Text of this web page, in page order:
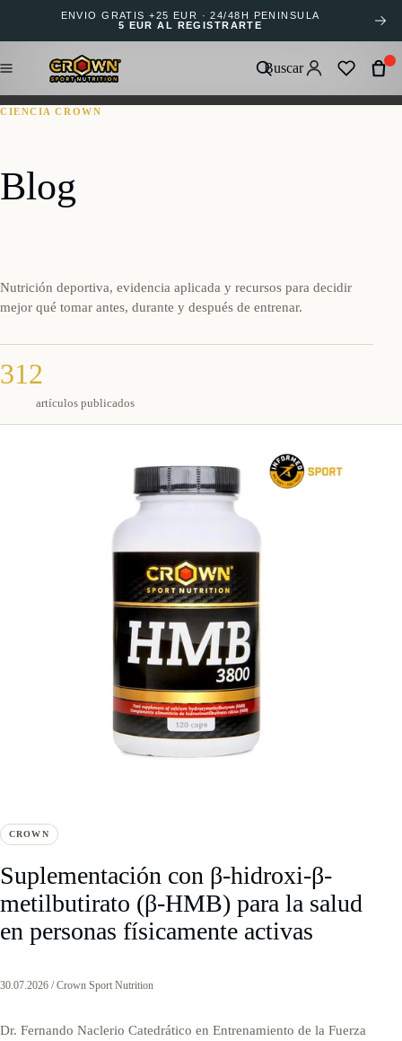
ENVÍO GRATIS +25 EUR · 24/48H PENÍNSULA
5 EUR AL REGISTRARTE
Buscar
CIENCIA CROWN
Blog
Nutrición deportiva, evidencia aplicada y recursos para decidir
mejor qué tomar antes, durante y después de entrenar.
312
artículos publicados
CROWN
Suplementación con β-hidroxi-β-
metilbutirato (β-HMB) para la salud
en personas físicamente activas
30.07.2026 / Crown Sport Nutrition
Dr. Fernando Naclerio Catedrático en Entrenamiento de la Fuerza